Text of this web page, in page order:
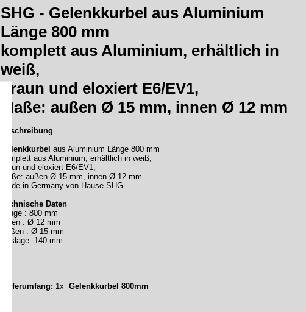
SHG - Gelenkkurbel aus Aluminium
Länge 800 mm
komplett aus Aluminium, erhältlich in
weiß,
braun und eloxiert E6/EV1,
Maße: außen Ø 15 mm, innen Ø 12 mm
Beschreibung
Gelenkkurbel aus Aluminium Länge 800 mm
komplett aus Aluminium, erhältlich in weiß,
braun und eloxiert E6/EV1,
Maße: außen Ø 15 mm, innen Ø 12 mm
Made in Germany von Hause SHG
Technische Daten
Länge : 800 mm
Innen : Ø 12 mm
Außen : Ø 15 mm
Auslage :140 mm
Lieferumfang: 1x Gelenkkurbel 800mm